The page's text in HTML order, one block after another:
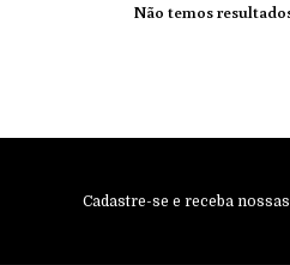
Não temos
Cadastre-se e receba